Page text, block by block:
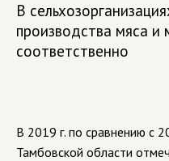
В
производства мяса и
соответственно
В 2019 г. по сравнению с
Тамбовской области